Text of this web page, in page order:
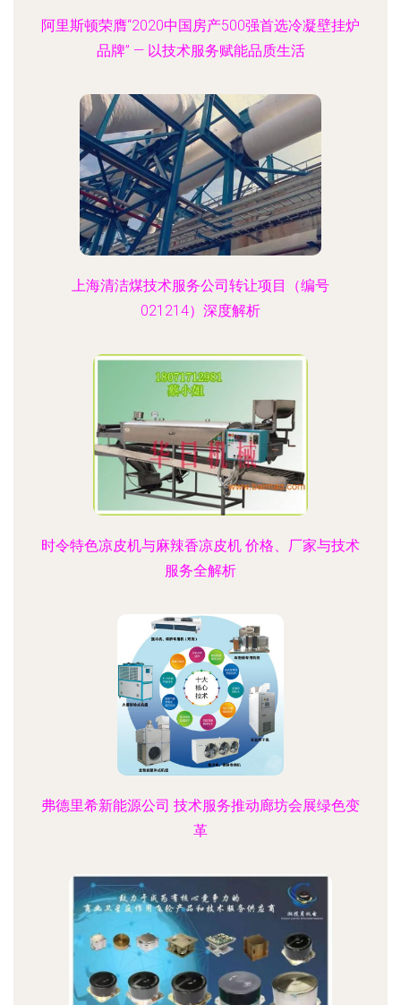
阿里斯顿荣膺“2020中国房产500强首选冷凝壁挂炉
品牌” — 以技术服务赋能品质生活
上海清洁煤技术服务公司转让项目（编号
021214）深度解析
时令特色凉皮机与麻辣香凉皮机 价格、厂家与技术
服务全解析
弗德里希新能源公司 技术服务推动廊坊会展绿色变
革